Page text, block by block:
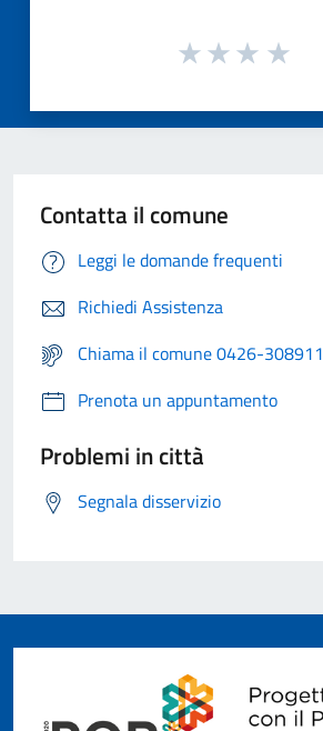
Contatta il comune
Leggi le domande frequenti
Richiedi Assistenza
Chiama il comune 0426-308911
Prenota un appuntamento
Problemi in città
Segnala disservizio